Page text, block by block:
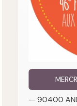
— 90400